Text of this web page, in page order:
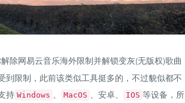
除网易云音乐海外限制并解锁变灰(无版权)歌曲
到限制，此前该类似工具挺多的，不过貌似都不
持 Windows 、 MacOS 、安卓、 IOS 等设备，所